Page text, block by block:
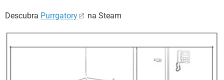
Descubra Purrgatory na Steam